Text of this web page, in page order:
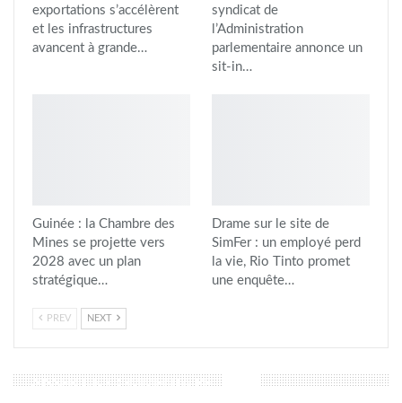
exportations s’accélèrent
et les infrastructures
avancent à grande…
syndicat de
l’Administration
parlementaire annonce un
sit-in…
Guinée : la Chambre des
Mines se projette vers
2028 avec un plan
stratégique…
Drame sur le site de
SimFer : un employé perd
la vie, Rio Tinto promet
une enquête…
PREV NEXT
LAISSER UN COMMENTAIRE